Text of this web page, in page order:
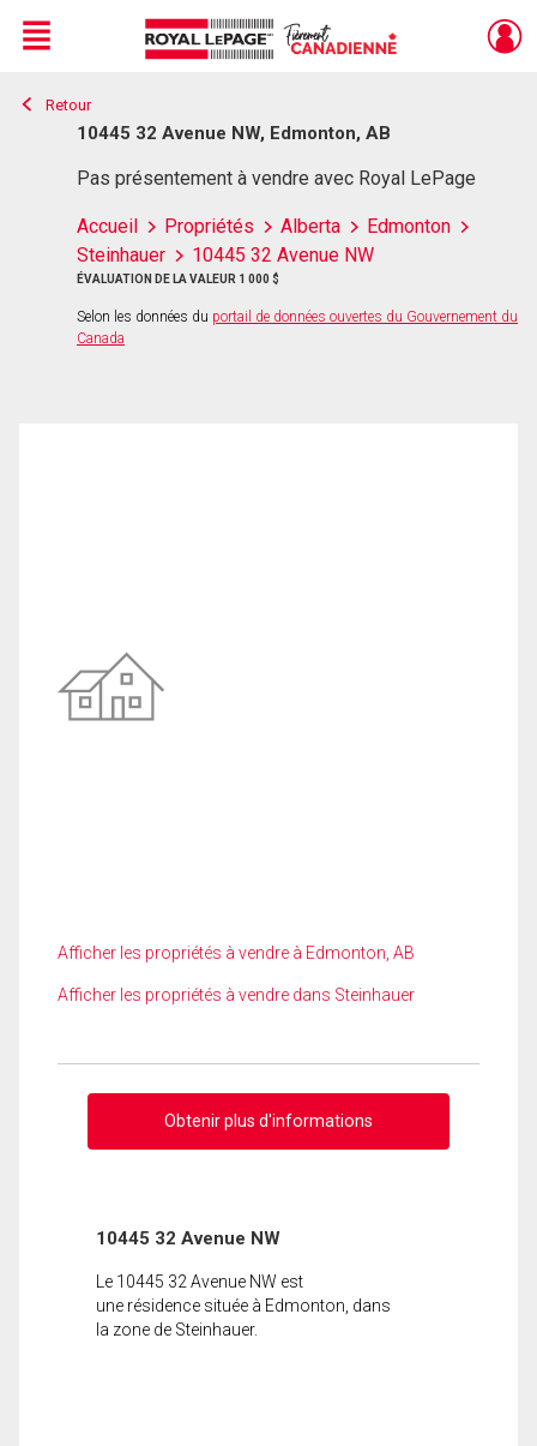
Live
En Direct
Menu
Retour
10445 32 Avenue NW, Edmonton, AB
Pas présentement à vendre avec Royal LePage
Accueil Propriétés Alberta
Edmonton
Steinhauer
10445 32 Avenue NW
ÉVALUATION DE LA VALEUR 1 000 $
Selon les données du portail de données ouvertes du Gouvernement du
Canada
Afficher les propriétés à vendre à Edmonton, AB
Afficher les propriétés à vendre dans Steinhauer
Obtenir plus d'informations
10445 32 Avenue NW
Le 10445 32 Avenue NW est
une résidence située à Edmonton, dans
la zone de Steinhauer.